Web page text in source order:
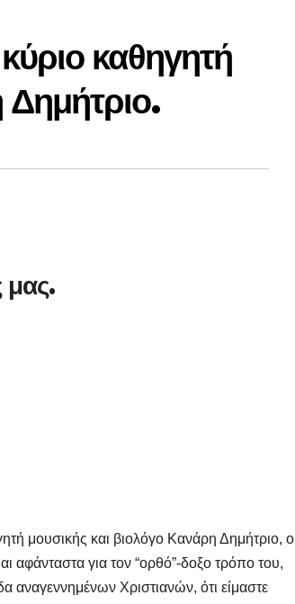
καθηγητή
Δημήτριο.
μας.
μουσικής και βιολόγο Κανάρη Δημήτριο, ο
αφάνταστα για τον “ορθό”-δοξο τρόπο του,
αναγεννημένων Χριστιανών, ότι είμαστε